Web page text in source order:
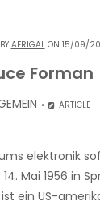
AFRIGALON 15/09/
Forman
ARTICLE
elektronik
Mai 1956 in
ein US-